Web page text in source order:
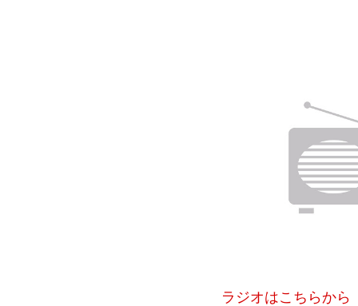
ラジオはこちらから